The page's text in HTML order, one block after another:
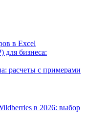
в Excel
для бизнеса:
расчеты с примерами
в 2026: выбор